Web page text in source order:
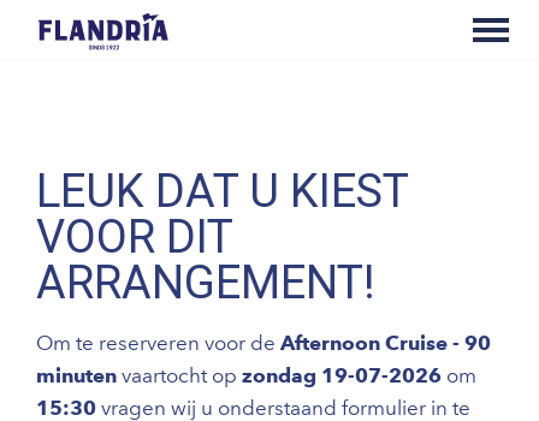
LEUK DAT U KIEST
VOOR DIT
ARRANGEMENT!
Om te reserveren voor de Afternoon Cruise - 90
minuten vaartocht op zondag 19-07-2026 om
15:30 vragen wij u onderstaand formulier in te